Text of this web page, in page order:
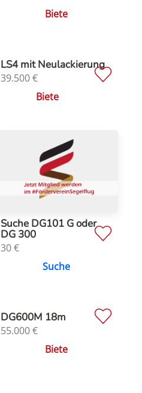
Biete
LS4 mit Neulackierung
39.500€
Biete
Suche DG101 G oder
DG 300
30€
Suche
DG600M 18m
55.000€
Biete